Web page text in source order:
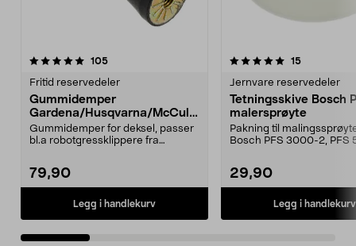
105anmeldelser
Fritid reservedeler
Gummidemper
Gardena/Husqvarna/McCullo
ch/Flymo
Gummidemper for deksel, passer
bl.a robotgressklippere fra
79,90
Legg i handlekurv
5.0 av 5 stjerner 15anmeldelser
Jernvare reservedeler
Tetningsskive Bosch
malersprøyte
Pakning til
Bosch PFS 3000-2, PFS
29,90
Legg i handlekurv
4.5 av 5 stjerner